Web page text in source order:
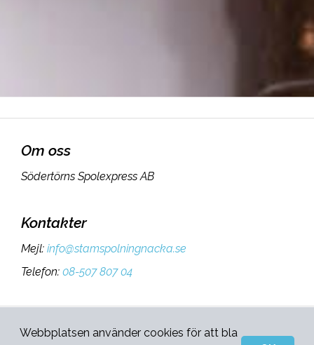
Webbplatsen använder cookies för att bla
Om oss
Södertörns Spolexpress AB
Kontakter
Mejl: info@stamspolningnacka.se
Telefon: 08-507 807 04
Integritetspolicy &
Sidan ägs och administreras